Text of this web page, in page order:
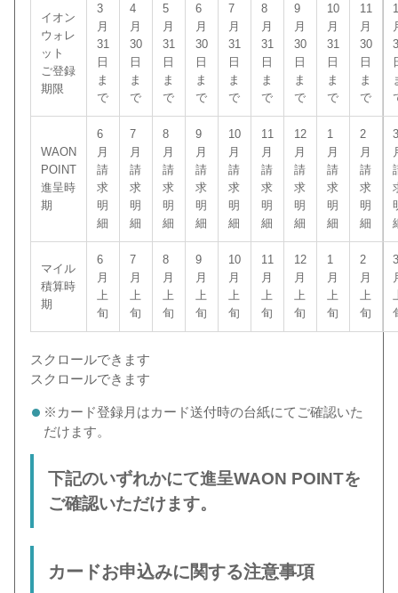
イオン
ウォレ
ット
ご登録
期限
3
月
31
日
ま
で
4
月
30
日
ま
で
5
月
31
日
ま
で
6
月
30
日
ま
で
7
月
31
日
ま
で
8
月
31
日
ま
で
9
月
30
日
ま
で
10
月
31
日
ま
で
11
月
30
日
ま
で
WAON
POINT
進呈時
期
6
月
請
求
明
細
7
月
請
求
明
細
8
月
請
求
明
細
9
月
請
求
明
細
10
月
請
求
明
細
11
月
請
求
明
細
12
月
請
求
明
細
1
月
請
求
明
細
2
月
請
求
明
細
3
マイル
積算時
期
6
月
上
旬
7
月
上
旬
8
月
上
旬
9
月
上
旬
10
月
上
旬
11
月
上
旬
12
月
上
旬
1
月
上
旬
2
月
上
旬
3
スクロールできます
スクロールできます
※カード登録月はカード送付時の台紙にてご確認いた
だけます。
下記のいずれかにて進呈WAON POINTを
ご確認いただけます。
カードお申込みに関する注意事項